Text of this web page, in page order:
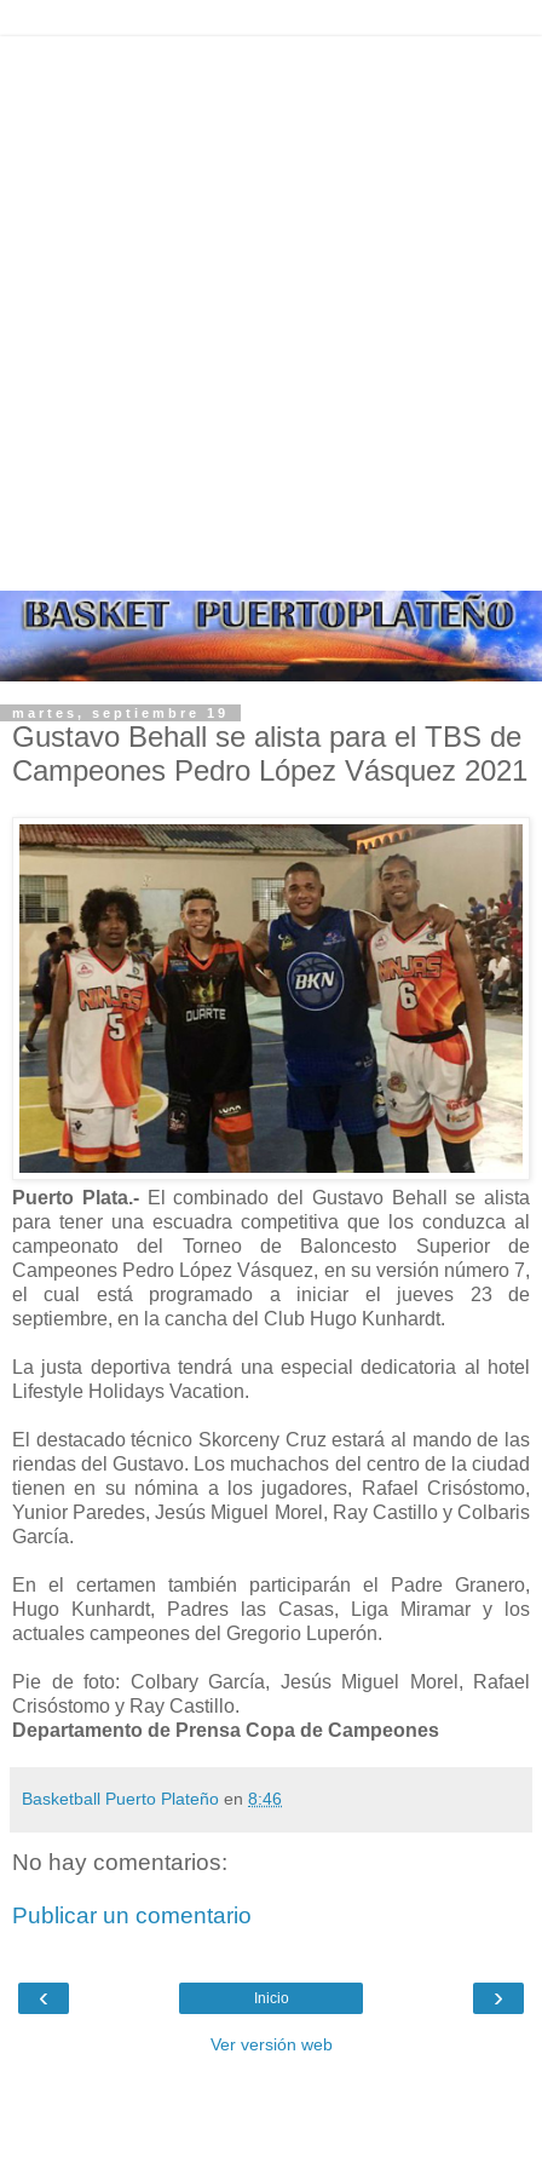
martes, septiembre 19
Gustavo Behall se alista para el TBS de
Campeones Pedro López Vásquez 2021
Puerto Plata.- El combinado del Gustavo Behall se alista
para tener una escuadra competitiva que los conduzca al
campeonato del Torneo de Baloncesto Superior de
Campeones Pedro López Vásquez, en su versión número 7,
el cual está programado a iniciar el jueves 23 de
septiembre, en la cancha del Club Hugo Kunhardt.
La justa deportiva tendrá una especial dedicatoria al hotel
Lifestyle Holidays Vacation.
El destacado técnico Skorceny Cruz estará al mando de las
riendas del Gustavo. Los muchachos del centro de la ciudad
tienen en su nómina a los jugadores, Rafael Crisóstomo,
Yunior Paredes, Jesús Miguel Morel, Ray Castillo y Colbaris
García.
En el certamen también participarán el Padre Granero,
Hugo Kunhardt, Padres las Casas, Liga Miramar y los
actuales campeones del Gregorio Luperón.
Pie de foto: Colbary García, Jesús Miguel Morel, Rafael
Crisóstomo y Ray Castillo.
Departamento de Prensa Copa de Campeones
Basketball Puerto Plateño en 8:46
No hay comentarios:
Publicar un comentario
‹ ›
Inicio
Ver versión web